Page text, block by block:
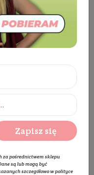
Zapisz się
za pośrednictwem sklepu
są lub mogą być
szczegółowo wpolityce